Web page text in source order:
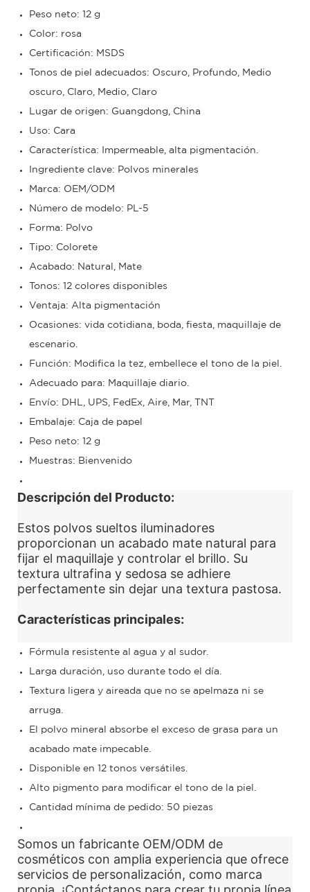
Peso neto: 12 g
Color: rosa
Certificación: MSDS
Tonos de piel adecuados: Oscuro, Profundo, Medio
oscuro, Claro, Medio, Claro
Lugar de origen: Guangdong, China
Uso: Cara
Característica: Impermeable, alta pigmentación.
Ingrediente clave: Polvos minerales
Marca: OEM/ODM
Número de modelo: PL-5
Forma: Polvo
Tipo: Colorete
Acabado: Natural, Mate
Tonos: 12 colores disponibles
Ventaja: Alta pigmentación
Ocasiones: vida cotidiana, boda, fiesta, maquillaje de
escenario.
Función: Modifica la tez, embellece el tono de la piel.
Adecuado para: Maquillaje diario.
Envío: DHL, UPS, FedEx, Aire, Mar, TNT
Embalaje: Caja de papel
Peso neto: 12 g
Muestras: Bienvenido
Descripción del Producto:
Estos polvos sueltos iluminadores
proporcionan un acabado mate natural para
fijar el maquillaje y controlar el brillo. Su
textura ultrafina y sedosa se adhiere
perfectamente sin dejar una textura pastosa.
Características principales:
Fórmula resistente al agua y al sudor.
Larga duración, uso durante todo el día.
Textura ligera y aireada que no se apelmaza ni se
arruga.
El polvo mineral absorbe el exceso de grasa para un
acabado mate impecable.
Disponible en 12 tonos versátiles.
Alto pigmento para modificar el tono de la piel.
Cantidad mínima de pedido: 50 piezas
Somos un fabricante OEM/ODM de
cosméticos con amplia experiencia que ofrece
servicios de personalización, como marca